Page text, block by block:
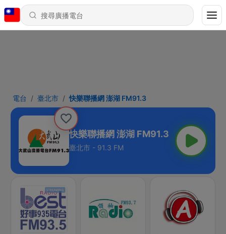
電台 臺北市 快樂聯播網 澎湖 FM91.3
快樂聯播網 澎湖 FM91.3
臺北市 - 91.3 FM